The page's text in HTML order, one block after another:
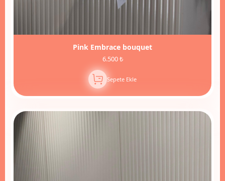
Pink Embrace bouquet
6.500 ₺
Sepete Ekle